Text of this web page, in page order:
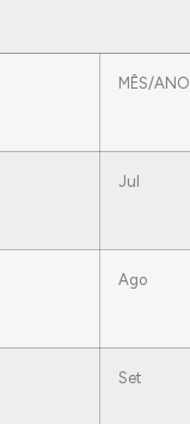
MÊS/ANO
Jul
Ago
Set